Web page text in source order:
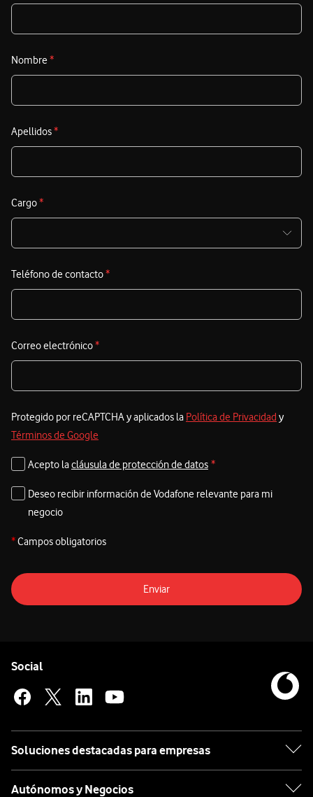
Nombre *
Apellidos*
Cargo*
Teléfono de contacto*
Correo electrónico*
Protegido por reCAPTCHA y aplicados la Política de Privacidad y
Términos de Google
Acepto lacláusula de protección de datos *
Deseo recibir información de Vodafone relevante para mi
negocio
*Campos obligatorios
Enviar
Social
Soluciones destacadas para empresas
Autónomos y Negocios